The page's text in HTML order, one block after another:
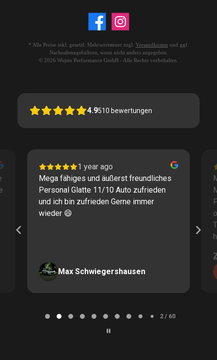
* Alle Preise inkl. gesetzl. Mehrwertsteuer zzgl. Versandkosten und ggf.
Nachnahmegebühren, wenn nicht anders angegeben.
© 2026 Wojsto Performance GmbH - Alle Rechte vorbehalten.
4.9510 bewertungen
1 year ago
Mega fähiges und äußerst freundliches
Personal Glatte 11/10 Auto zufrieden
und ich bin zufrieden Gerne immer
wieder 😄
Max Schwiegershausen
2 / 60